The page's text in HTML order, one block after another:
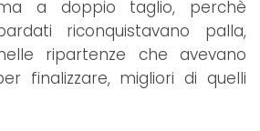
a doppio taglio, perchè
riconquistavano palla,
ripartenze che avevano
finalizzare, migliori di quelli